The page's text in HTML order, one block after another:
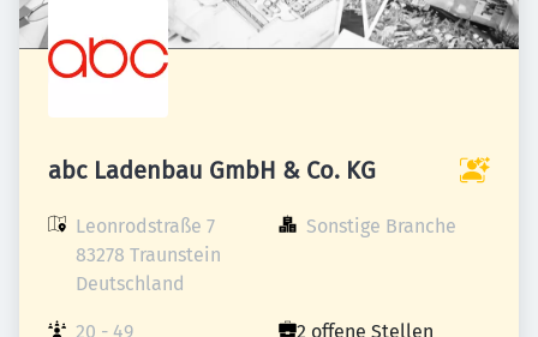
abc Ladenbau GmbH & Co. KG
Leonrodstraße 7
83278 Traunstein
Deutschland
Sonstige Branche
20 - 49
2 offene Stellen